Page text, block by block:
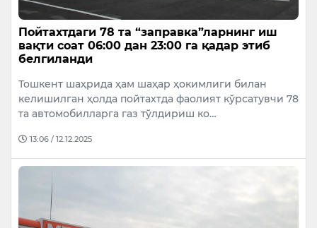
Пойтахтдаги 78 та “заправка”ларнинг иш
вақти соат 06:00 дан 23:00 га қадар этиб
белгиланди
Тошкент шаҳрида ҳам шаҳар ҳокимлиги билан
келишилган ҳолда пойтахтда фаолият кўрсатувчи 78
та автомобилларга газ тўлдириш ко…
13:06 / 12.12.2025